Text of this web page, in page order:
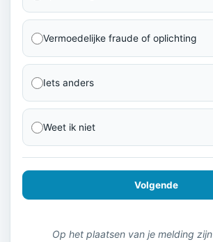
Vermoedelijke fraude of oplichting
Iets anders
Weet ik niet
Volgende
Op het plaatsen van je melding zijn